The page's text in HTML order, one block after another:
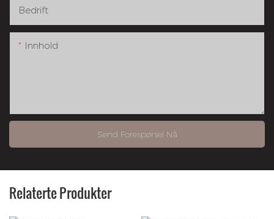
Bedrift
Innhold
Send Forespørsel Nå
Relaterte Produkter